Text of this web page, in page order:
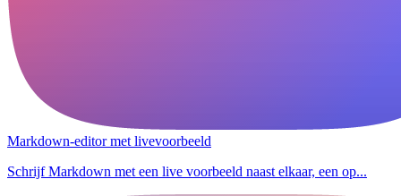
Markdown-editor met livevoorbeeld
Schrijf Markdown met een live voorbeeld naast elkaar, een op...